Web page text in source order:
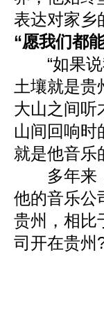
表达对家乡
“愿我们都
“如果说
土壤就是贵
大山之间听
山间回响时
就是他音乐
多年来，
他的音乐
贵州，相比
司开在贵州